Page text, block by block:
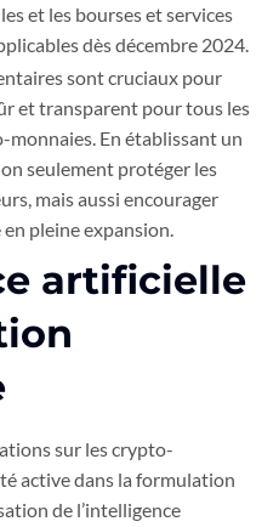
et les bourses et services
dès décembre 2024.
sont cruciaux pour
et transparent pour tous les
monnaies. En établissant un
seulement protéger les
mais aussi encourager
pleine expansion.
artificielle
sur les crypto-
active dans la formulation
de l’intelligence